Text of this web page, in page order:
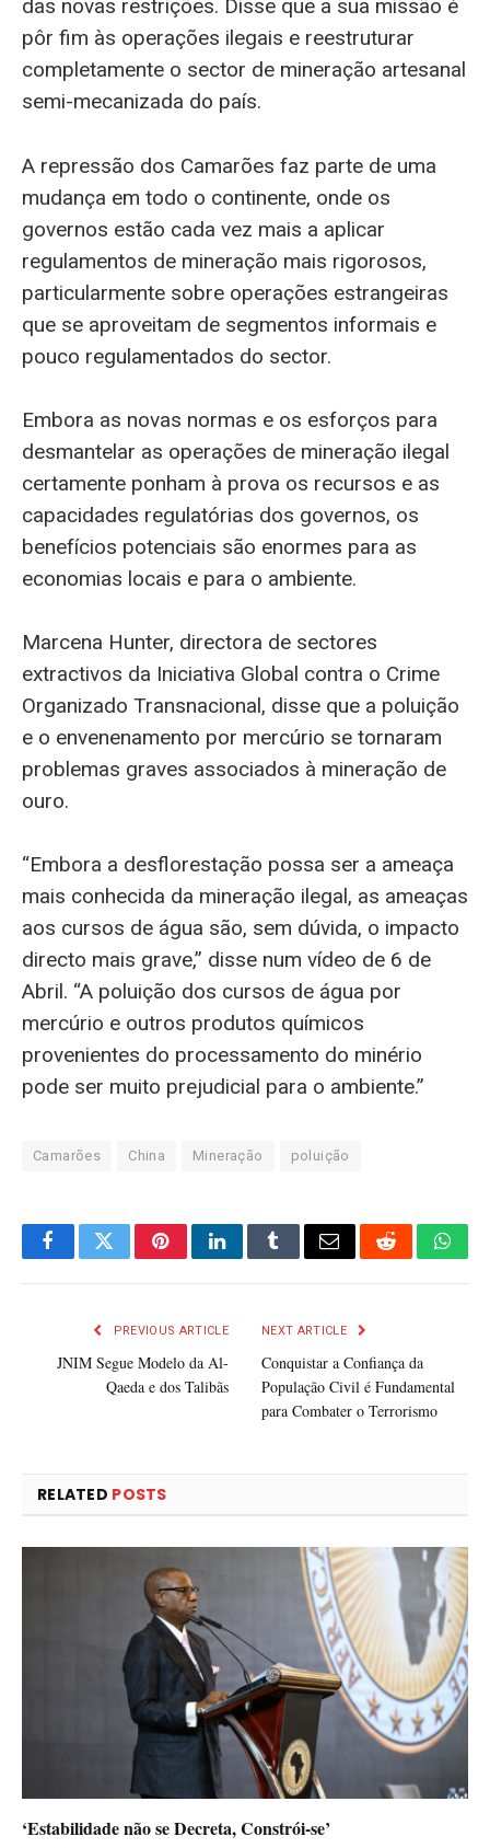
das novas restrições. Disse que a sua missão é
pôr fim às operações ilegais e reestruturar
completamente o sector de mineração artesanal
semi-mecanizada do país.
A repressão dos Camarões faz parte de uma
mudança em todo o continente, onde os
governos estão cada vez mais a aplicar
regulamentos de mineração mais rigorosos,
particularmente sobre operações estrangeiras
que se aproveitam de segmentos informais e
pouco regulamentados do sector.
Embora as novas normas e os esforços para
desmantelar as operações de mineração ilegal
certamente ponham à prova os recursos e as
capacidades regulatórias dos governos, os
benefícios potenciais são enormes para as
economias locais e para o ambiente.
Marcena Hunter, directora de sectores
extractivos da Iniciativa Global contra o Crime
Organizado Transnacional, disse que a poluição
e o envenenamento por mercúrio se tornaram
problemas graves associados à mineração de
ouro.
“Embora a desflorestação possa ser a ameaça
mais conhecida da mineração ilegal, as ameaças
aos cursos de água são, sem dúvida, o impacto
directo mais grave,” disse num vídeo de 6 de
Abril. “A poluição dos cursos de água por
mercúrio e outros produtos químicos
provenientes do processamento do minério
pode ser muito prejudicial para o ambiente.”
Camarões China Mineração poluição
FacebookTwitterPinterestLinkedInTumblrEmail Reddit
PREVIOUS ARTICLE
JNIM Segue Modelo da Al-
Qaeda e dos Talibãs
NEXT ARTICLE
Conquistar a Confiança da
População Civil é Fundamental
para Combater o Terrorismo
RELATED POSTS
‘Estabilidade não se Decreta, Constrói-se’